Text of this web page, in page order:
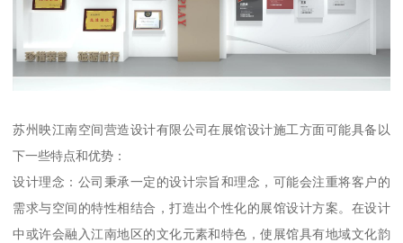
苏州映江南空间营造设计有限公司在展馆设计施工方面可能具备以
下一些特点和优势：
设计理念：公司秉承一定的设计宗旨和理念，可能会注重将客户的
需求与空间的特性相结合，打造出个性化的展馆设计方案。在设计
中或许会融入江南地区的文化元素和特色，使展馆具有地域文化韵